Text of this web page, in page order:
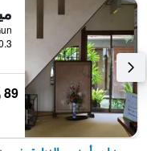
0.3 كيلومتر عن وسط
89 ﷼